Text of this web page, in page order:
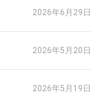
2026年6月29日
2026年5月20日
2026年5月19日